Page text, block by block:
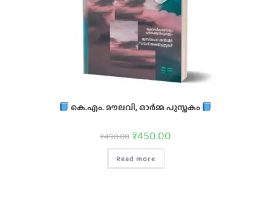
കെ.എം. മൗലവി, ഓർമ്മ പുസ്തകം
₹490.00 ₹450.00
Read more